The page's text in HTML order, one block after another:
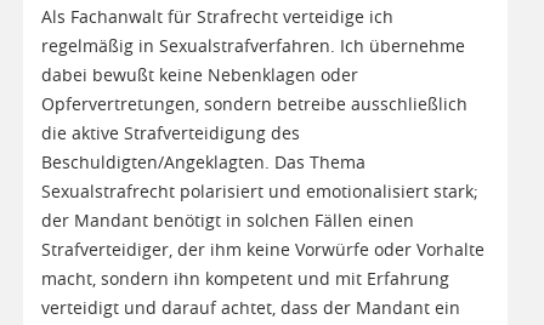
Als Fachanwalt für Strafrecht verteidige ich
regelmäßig in Sexualstrafverfahren. Ich übernehme
dabei bewußt keine Nebenklagen oder
Opfervertretungen, sondern betreibe ausschließlich
die aktive Strafverteidigung des
Beschuldigten/Angeklagten. Das Thema
Sexualstrafrecht polarisiert und emotionalisiert stark;
der Mandant benötigt in solchen Fällen einen
Strafverteidiger, der ihm keine Vorwürfe oder Vorhalte
macht, sondern ihn kompetent und mit Erfahrung
verteidigt und darauf achtet, dass der Mandant ein